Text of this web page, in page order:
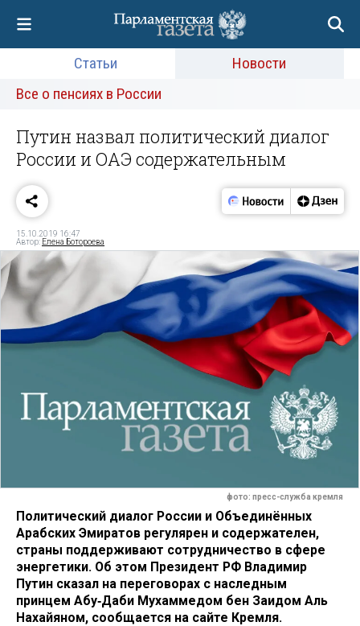
Статьи
Новости
Все о пенсиях в России
Путин назвал политический диалог
России и ОАЭ содержательным
15.10.2019 16:47
Автор: Елена Ботороева
фото: пресс-служба кремля
Политический диалог России и Объединённых
Арабских Эмиратов регулярен и содержателен,
страны поддерживают сотрудничество в сфере
энергетики. Об этом Президент РФ Владимир
Путин сказал на переговорах с наследным
принцем Абу‑Даби Мухаммедом бен Заидом Аль
Нахайяном, сообщается на сайте Кремля.